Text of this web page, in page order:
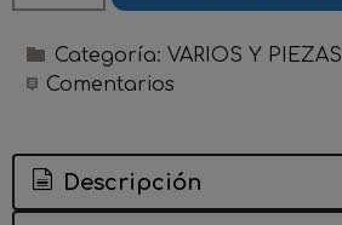
Categoría: VARIOS Y PIEZAS
Comentarios
Descripción